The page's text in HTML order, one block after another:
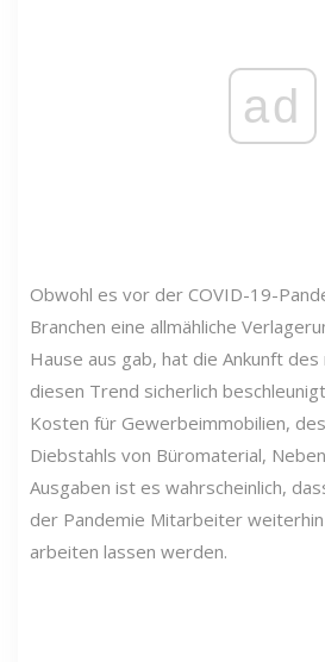
ad
Obwohl es vor der COVID-19-
Branchen eine allmähliche
Hause aus gab, hat die Ankunft
diesen Trend sicherlich
Kosten für Gewerbeimmobilien,
Diebstahls von Büromaterial,
Ausgaben ist es wahrscheinlich,
der Pandemie Mitarbeiter
arbeiten lassen werden.